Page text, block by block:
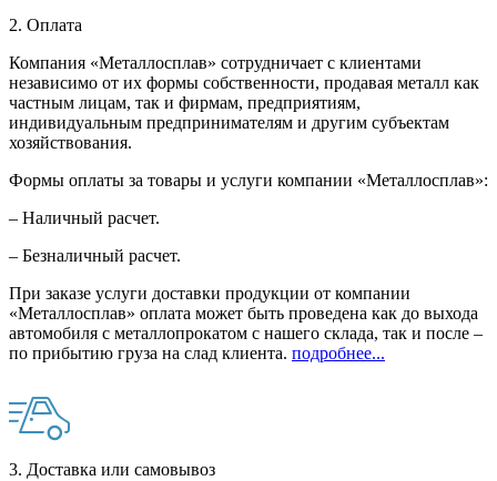
2. Оплата
Компания «Металлосплав» сотрудничает с клиентами
независимо от их формы собственности, продавая металл как
частным лицам, так и фирмам, предприятиям,
индивидуальным предпринимателям и другим субъектам
хозяйствования.
Формы оплаты за товары и услуги компании «Металлосплав»:
– Наличный расчет.
– Безналичный расчет.
При заказе услуги доставки продукции от компании
«Металлосплав» оплата может быть проведена как до выхода
автомобиля с металлопрокатом с нашего склада, так и после –
по прибытию груза на слад клиента. подробнее...
3. Доставка или самовывоз